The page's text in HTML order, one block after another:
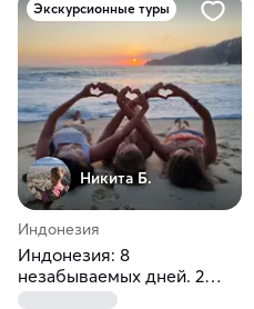
Экскурсионные туры
Никита Б.
Индонезия
Индонезия: 8
незабываемых дней. 2
острова, 16 локаций